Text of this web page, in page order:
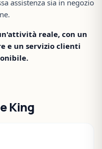
assistenza sia in negozio
reale, con un
e un servizio clienti
King